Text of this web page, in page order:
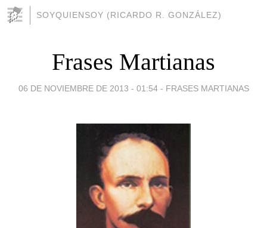
SOYQUIENSOY (RICARDO R. GONZÁLEZ)
Frases Martianas
06 DE NOVIEMBRE DE 2013 - 01:54 - FRASES MARTIANAS